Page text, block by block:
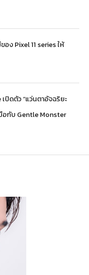
ง Pixel 11 series ให้
ปิดตัว “แว่นตาอัจฉริยะ
อกับ Gentle Monster